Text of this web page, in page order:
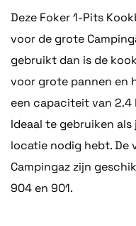
Deze Foker 1-Pits
voor de grote
gebruikt dan is de
voor grote pannen en
een capaciteit van 2.4
Ideaal te gebruiken
locatie nodig hebt. De
Campingaz zijn
904 en 901.